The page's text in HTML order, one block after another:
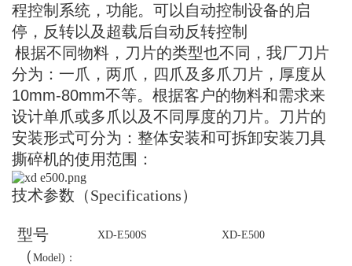
程控制系统，功能。可以自动控制设备的启
停，反转以及超载后自动反转控制
根据不同物料，刀片的类型也不同，我厂刀片
分为：一爪，两爪，四爪及多爪刀片，厚度从
10mm-80mm不等。根据客户的物料和需求来
设计单爪或多爪以及不同厚度的刀片。刀片的
安装形式可分为：整体安装和可拆卸安装刀具
撕碎机的使用范围：
技术参数（Specifications）
型号
（ Model) ：
XD-E500S XD-E500